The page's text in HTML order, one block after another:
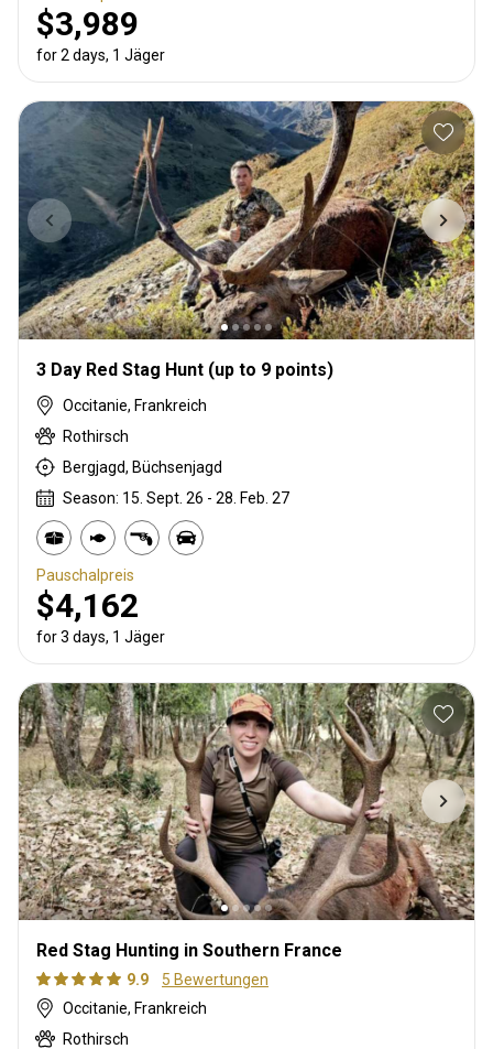
$3,989
for 2 days, 1 Jäger
3 Day Red Stag Hunt (up to 9 points)
Occitanie, Frankreich
Rothirsch
Bergjagd, Büchsenjagd
Season: 15. Sept. 26 - 28. Feb. 27
Pauschalpreis
$4,162
for 3 days, 1 Jäger
Red Stag Hunting in Southern France
9.9
5 Bewertungen
Occitanie, Frankreich
Rothirsch